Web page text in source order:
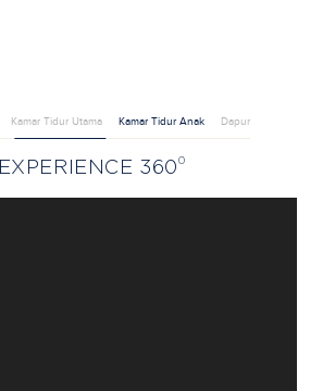
Kamar Tidur Utama Kamar Tidur Anak Dapur
EXPERIENCE 360 0